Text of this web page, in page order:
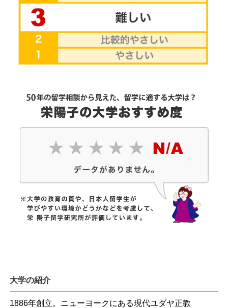
大学の紹介
1886年創立。ニューヨークにある現代ユダヤ正教